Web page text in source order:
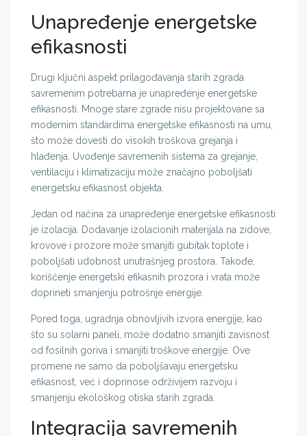
Unapređenje energetske
efikasnosti
Drugi ključni aspekt prilagođavanja starih zgrada
savremenim potrebama je unapređenje energetske
efikasnosti. Mnoge stare zgrade nisu projektovane sa
modernim standardima energetske efikasnosti na umu,
što može dovesti do visokih troškova grejanja i
hlađenja. Uvođenje savremenih sistema za grejanje,
ventilaciju i klimatizaciju može značajno poboljšati
energetsku efikasnost objekta.
Jedan od načina za unapređenje energetske efikasnosti
je izolacija. Dodavanje izolacionih materijala na zidove,
krovove i prozore može smanjiti gubitak toplote i
poboljšati udobnost unutrašnjeg prostora. Takođe,
korišćenje energetski efikasnih prozora i vrata može
doprineti smanjenju potrošnje energije.
Pored toga, ugradnja obnovljivih izvora energije, kao
što su solarni paneli, može dodatno smanjiti zavisnost
od fosilnih goriva i smanjiti troškove energije. Ove
promene ne samo da poboljšavaju energetsku
efikasnost, već i doprinose održivijem razvoju i
smanjenju ekološkog otiska starih zgrada.
Integracija savremenih